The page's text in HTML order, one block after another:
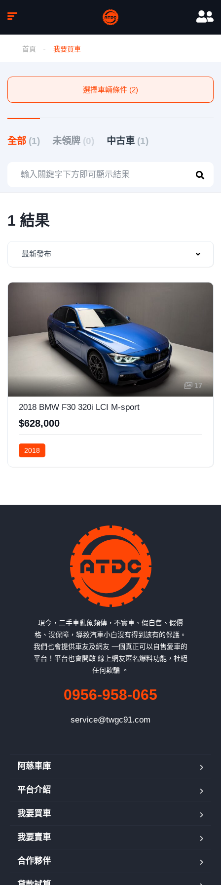
首頁 我要買車
選擇車輛條件 (2)
全部 (1) 未領牌 (0) 中古車 (1)
1 結果
最新發布
17
2018 BMW F30 320i LCI M-sport
$628,000
2018
現今，二手車亂象頻傳，不實車、假自售、假價
格、沒保障，導致汽車小白沒有得到該有的保護。
我們也會提供車友及網友 一個真正可以自售愛車的
平台！平台也會開啟 線上網友匿名爆料功能，杜絕
任何欺騙 。
0956-958-065
service@twgc91.com
阿慈車庫
平台介紹
我要買車
我要賣車
合作夥伴